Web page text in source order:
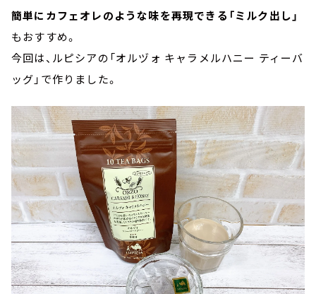
簡単にカフェオレのような味を再現できる「ミルク出し」
もおすすめ。
今回は、ルピシアの「オルヅォ キャラメルハニー ティーバ
ッグ」で作りました。